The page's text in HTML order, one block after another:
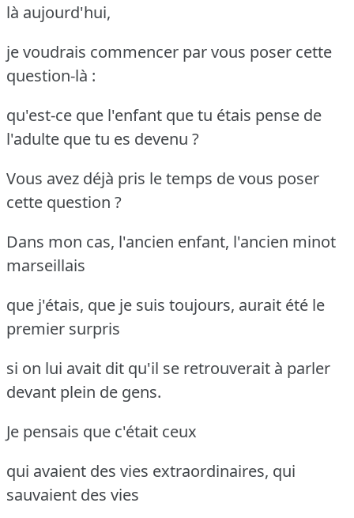
là aujourd'hui,
je voudrais commencer par vous poser cette
question-là :
qu'est-ce que l'enfant que tu étais pense de
l'adulte que tu es devenu ?
Vous avez déjà pris le temps de vous poser
cette question ?
Dans mon cas, l'ancien enfant, l'ancien minot
marseillais
que j'étais, que je suis toujours, aurait été le
premier surpris
si on lui avait dit qu'il se retrouverait à parler
devant plein de gens.
Je pensais que c'était ceux
qui avaient des vies extraordinaires, qui
sauvaient des vies